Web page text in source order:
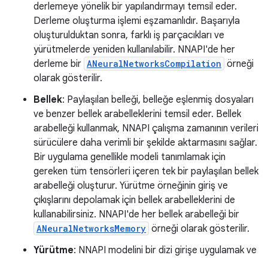
derlemeye yönelik bir yapılandırmayı temsil eder.
Derleme oluşturma işlemi eşzamanlıdır. Başarıyla
oluşturulduktan sonra, farklı iş parçacıkları ve
yürütmelerde yeniden kullanılabilir. NNAPI'de her
derleme bir ANeuralNetworksCompilation örneği
olarak gösterilir.
Bellek: Paylaşılan belleği, belleğe eşlenmiş dosyaları
ve benzer bellek arabelleklerini temsil eder. Bellek
arabelleği kullanmak, NNAPI çalışma zamanının verileri
sürücülere daha verimli bir şekilde aktarmasını sağlar.
Bir uygulama genellikle modeli tanımlamak için
gereken tüm tensörleri içeren tek bir paylaşılan bellek
arabelleği oluşturur. Yürütme örneğinin giriş ve
çıkışlarını depolamak için bellek arabelleklerini de
kullanabilirsiniz. NNAPI'de her bellek arabelleği bir
ANeuralNetworksMemory örneği olarak gösterilir.
Yürütme: NNAPI modelini bir dizi girişe uygulamak ve